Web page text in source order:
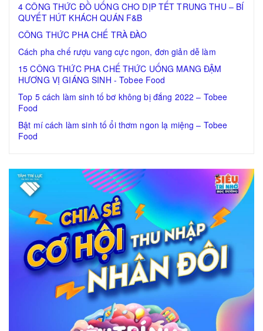
4 CÔNG THỨC ĐỒ UỐNG CHO DỊP TẾT TRUNG THU – BÍ
QUYẾT HÚT KHÁCH QUÁN F&B
CÔNG THỨC PHA CHẾ TRÀ ĐÀO
Cách pha chế rượu vang cực ngon, đơn giản dễ làm
15 CÔNG THỨC PHA CHẾ THỨC UỐNG MANG ĐẬM
HƯƠNG VỊ GIÁNG SINH - Tobee Food
Top 5 cách làm sinh tố bơ không bị đắng 2022 – Tobee
Food
Bật mí cách làm sinh tố ổi thơm ngon lạ miệng – Tobee
Food